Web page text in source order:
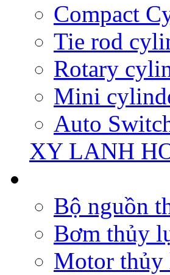
Compact
Tie rod
Rotary
Mini
Auto
XY LANH
Bộ nguồn
Bơm thủy
Motor thủy